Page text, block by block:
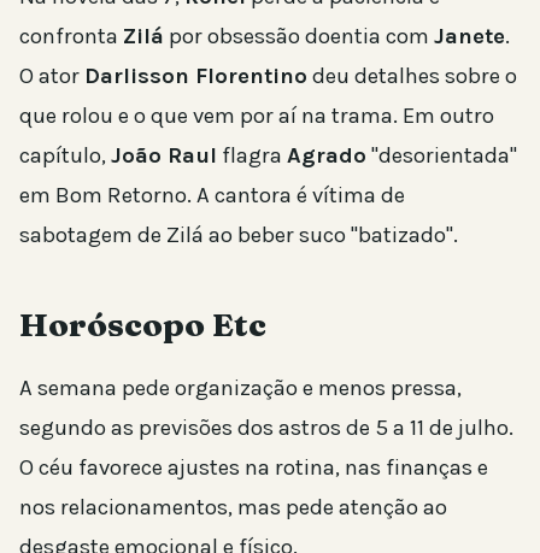
confronta Zilá por obsessão doentia com Janete.
O ator Darlisson Florentino deu detalhes sobre o
que rolou e o que vem por aí na trama. Em outro
capítulo,João Raul flagra Agrado "desorientada"
em Bom Retorno. A cantora é vítima de
sabotagem de Zilá ao beber suco "batizado".
Horóscopo Etc
A semana pede organização e menos pressa,
segundo as previsões dos astros de 5 a 11 de julho.
O céu favorece ajustes na rotina, nas finanças e
nos relacionamentos, mas pede atenção ao
desgaste emocional e físico.